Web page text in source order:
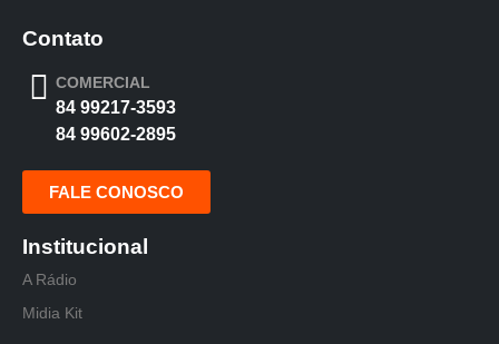
Contato
COMERCIAL
84 99217-3593
84 99602-2895
FALE CONOSCO
Institucional
A Rádio
Midia Kit